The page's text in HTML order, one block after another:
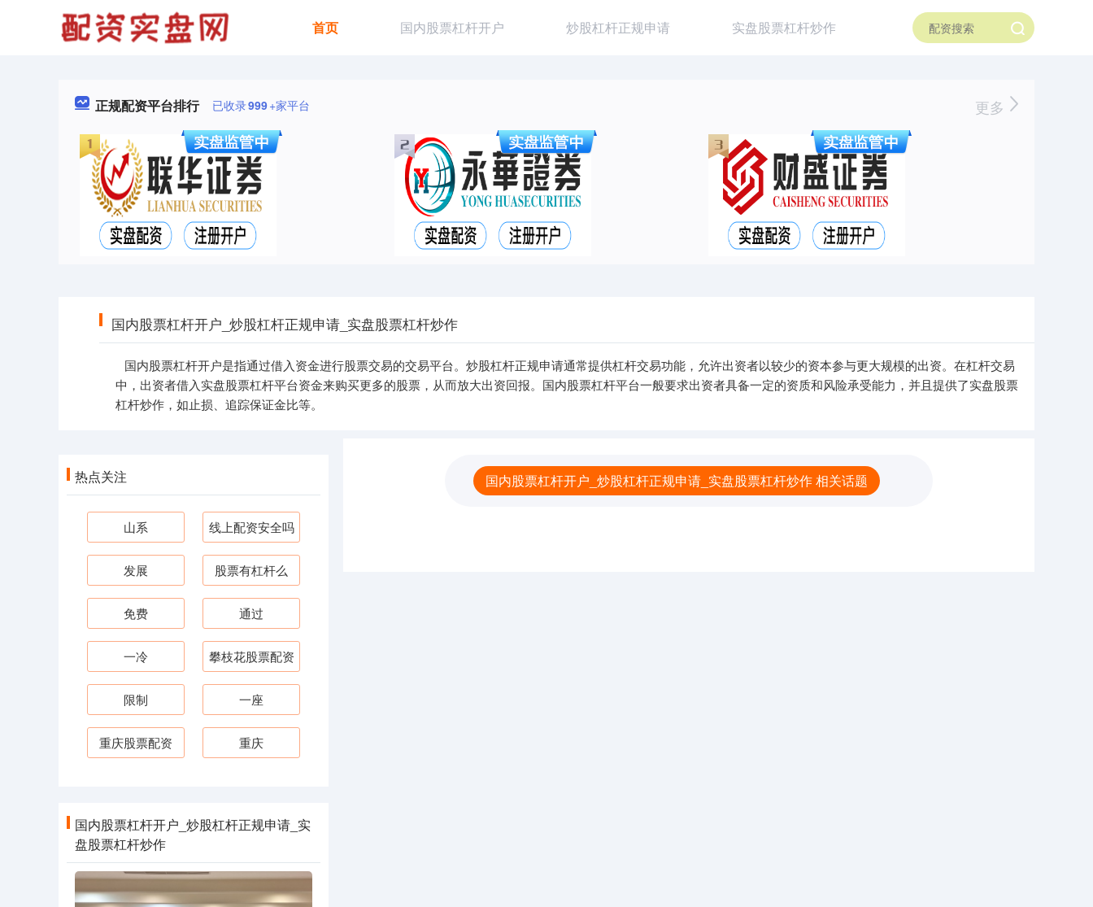
首页 国内股票杠杆开户 炒股杠杆正规申请 实盘股票杠杆炒作
正规配资平台排行 已收录999+家平台 更多
国内股票杠杆开户_炒股杠杆正规申请_实盘股票杠杆炒作
国内股票杠杆开户是指通过借入资金进行股票交易的交易平台。炒股杠杆正规申请通常提供杠杆交易功能，允许出资者以较少的资本参与更大规模的出资。在杠杆交易
中，出资者借入实盘股票杠杆平台资金来购买更多的股票，从而放大出资回报。国内股票杠杆平台一般要求出资者具备一定的资质和风险承受能力，并且提供了实盘股票
杠杆炒作，如止损、追踪保证金比等。
国内股票杠杆开户_炒股杠杆正规申请_实盘股票杠杆炒作 相关话题
热点关注
山系 线上配资安全吗
发展 股票有杠杆么
免费 通过
一冷 攀枝花股票配资
限制 一座
重庆股票配资 重庆
国内股票杠杆开户_炒股杠杆正规申请_实
盘股票杠杆炒作